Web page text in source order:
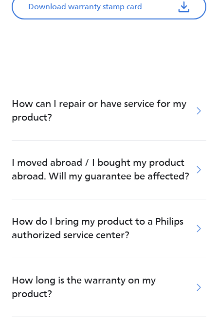
Download warranty stamp card
How can I repair or have service for my
product?
I moved abroad / I bought my product
abroad. Will my guarantee be affected?
How do I bring my product to a Philips
authorized service center?
How long is the warranty on my
product?